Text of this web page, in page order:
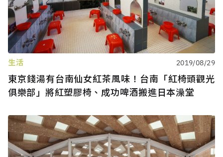
生活 2019/08/29
東京錢湯有台南仙女紅茶風味！台南「紅椅頭觀光
俱樂部」將紅塑膠椅、成功啤酒搬進日本澡堂